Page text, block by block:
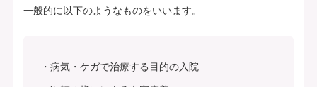
一般的に以下のようなものをいいます。
病気・ケガで治療する目的の入院